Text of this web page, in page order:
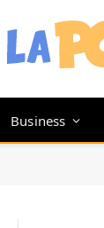
Business